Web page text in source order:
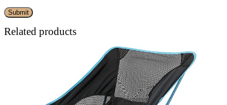
Related products